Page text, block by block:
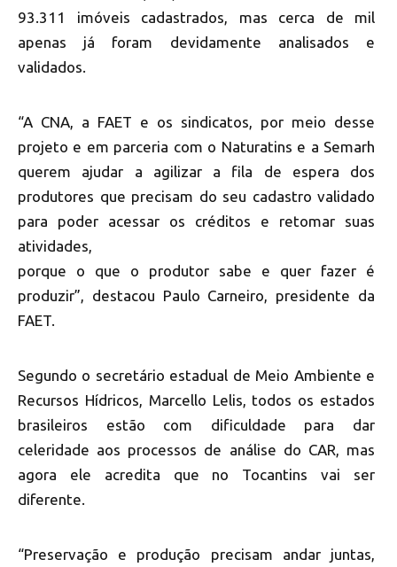
93.311 imóveis cadastrados, mas cerca de mil
apenas já foram devidamente analisados e
validados.
“A CNA, a FAET e os sindicatos, por meio desse
projeto e em parceria com o Naturatins e a Semarh
querem ajudar a agilizar a fila de espera dos
produtores que precisam do seu cadastro validado
para poder acessar os créditos e retomar suas
atividades,
porque o que o produtor sabe e quer fazer é
produzir”, destacou Paulo Carneiro, presidente da
FAET.
Segundo o secretário estadual de Meio Ambiente e
Recursos Hídricos, Marcello Lelis, todos os estados
brasileiros estão com dificuldade para dar
celeridade aos processos de análise do CAR, mas
agora ele acredita que no Tocantins vai ser
diferente.
“Preservação e produção precisam andar juntas,